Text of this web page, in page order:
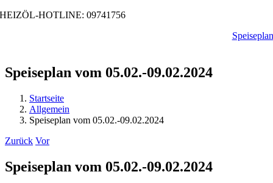
Zum
HEIZÖL-HOTLINE: 09741756
Speiseplan
Speiseplan vom 05.02.-09.02.2024
Startseite
Allgemein
Speiseplan vom 05.02.-09.02.2024
Zurück Vor
Speiseplan vom 05.02.-09.02.2024